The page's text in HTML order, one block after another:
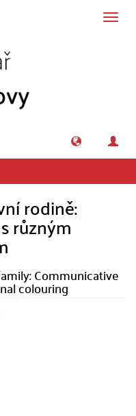
rodině:
různým
Communicative
colouring